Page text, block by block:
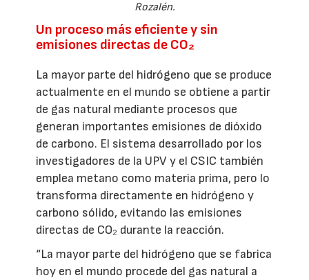
Rozalén.
Un proceso más eficiente y sin
emisiones directas de CO₂
La mayor parte del hidrógeno que se produce
actualmente en el mundo se obtiene a partir
de gas natural mediante procesos que
generan importantes emisiones de dióxido
de carbono. El sistema desarrollado por los
investigadores de la UPV y el CSIC también
emplea metano como materia prima, pero lo
transforma directamente en hidrógeno y
carbono sólido, evitando las emisiones
directas de CO₂ durante la reacción.
“La mayor parte del hidrógeno que se fabrica
hoy en el mundo procede del gas natural a